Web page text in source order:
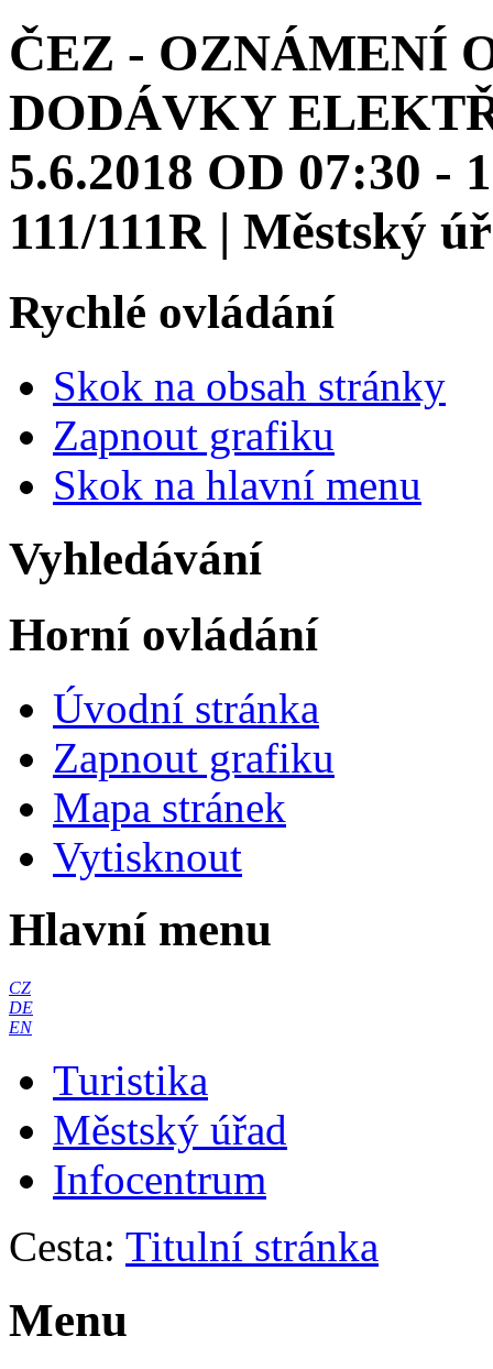
ČEZ - OZNÁMENÍ
DODÁVKY
5.6.2018 OD 07:30 -
111/111R | Městský
Rychlé ovládání
Skok na obsah stránky
Zapnout grafiku
Skok na hlavní menu
Vyhledávání
Horní ovládání
Úvodní stránka
Zapnout grafiku
Mapa stránek
Vytisknout
Hlavní menu
CZ
DE
EN
Turistika
Městský úřad
Infocentrum
Cesta: Titulní stránka
Menu